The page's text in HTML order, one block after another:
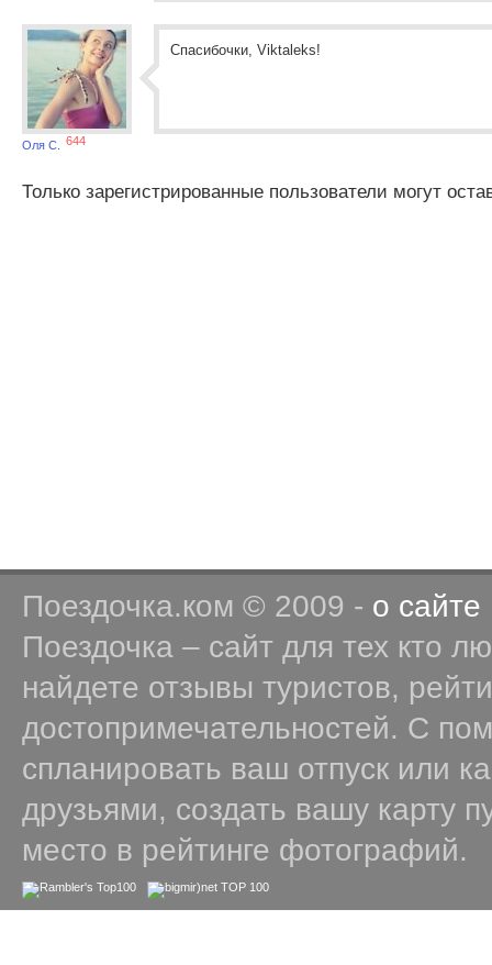
Оля С. 644
Спасибочки, Viktaleks!
Только зарегистрированные пользователи могут
Поездочка.ком © 2009 - о сайте
Поездочка – сайт для тех кто
найдете отзывы туристов,
достопримечательностей. С
спланировать ваш отпуск или
друзьями, создать вашу карту
место в рейтинге фотографий.